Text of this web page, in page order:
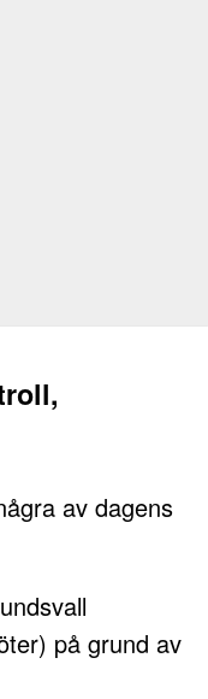
av dagens
på grund av